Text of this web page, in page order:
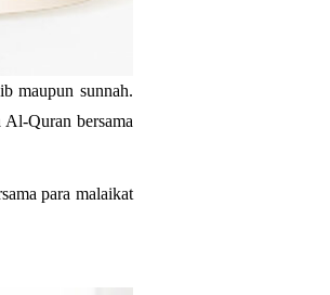
maupun sunnah.
Al-Quran bersama
para malaikat